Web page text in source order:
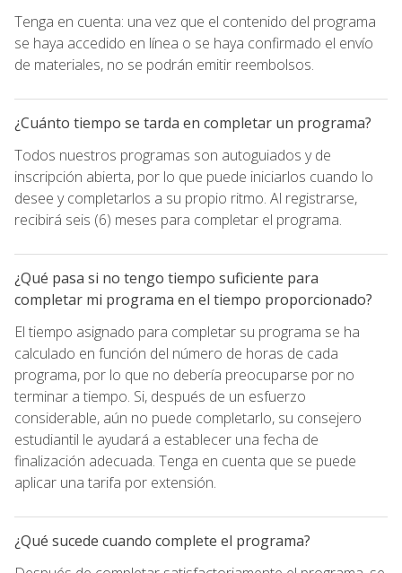
Tenga en cuenta: una vez que el contenido del programa
se haya accedido en línea o se haya confirmado el envío
de materiales, no se podrán emitir reembolsos.
¿Cuánto tiempo se tarda en completar un programa?
Todos nuestros programas son autoguiados y de
inscripción abierta, por lo que puede iniciarlos cuando lo
desee y completarlos a su propio ritmo. Al registrarse,
recibirá seis (6) meses para completar el programa.
¿Qué pasa si no tengo tiempo suficiente para
completar mi programa en el tiempo proporcionado?
El tiempo asignado para completar su programa se ha
calculado en función del número de horas de cada
programa, por lo que no debería preocuparse por no
terminar a tiempo. Si, después de un esfuerzo
considerable, aún no puede completarlo, su consejero
estudiantil le ayudará a establecer una fecha de
finalización adecuada. Tenga en cuenta que se puede
aplicar una tarifa por extensión.
¿Qué sucede cuando complete el programa?